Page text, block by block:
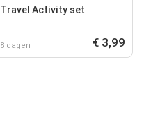
Travel Activity set
8 dagen € 3,99